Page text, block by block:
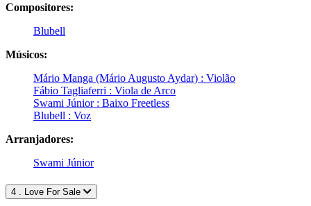
Compositores:
Blubell
Músicos:
Mário Manga (Mário Augusto Aydar) : Violão
Fábio Tagliaferri : Viola de Arco
Swami Júnior : Baixo Freetless
Blubell : Voz
Arranjadores:
Swami Júnior
4 . Love For Sale